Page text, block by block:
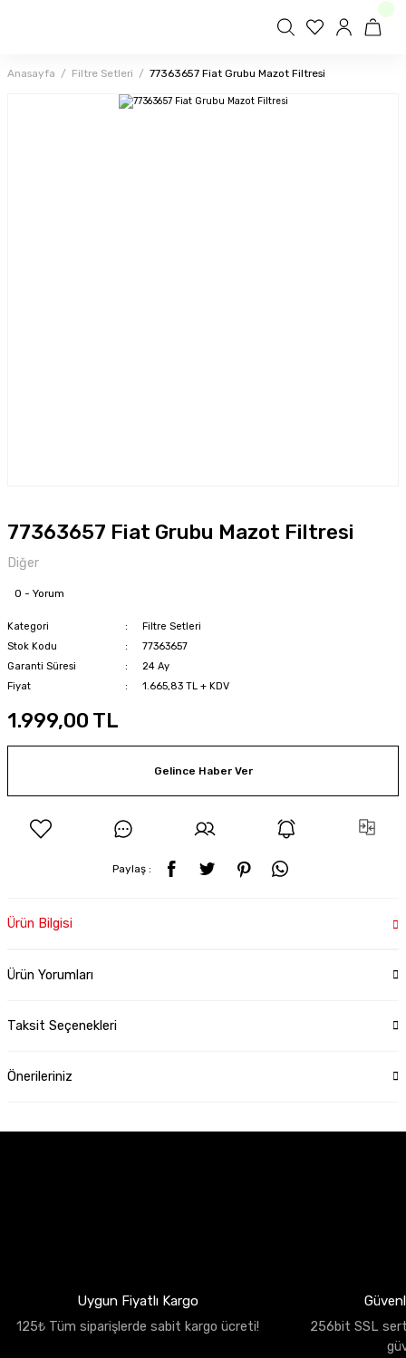
Anasayfa Filtre Setleri 77363657 Fiat Grubu Mazot Filtresi
77363657 Fiat Grubu Mazot Filtresi
Diğer
0 - Yorum
Kategori
Filtre Setleri
Stok Kodu
77363657
Garanti Süresi
24 Ay
Fiyat
1.665,83 TL + KDV
1.999,00 TL
Gelince Haber Ver
Paylaş :
Ürün Bilgisi
Ürün Yorumları
Taksit Seçenekleri
Önerileriniz
Uygun Fiyatlı Kargo
125₺ Tüm siparişlerde sabit kargo ücreti!
256bit SSL